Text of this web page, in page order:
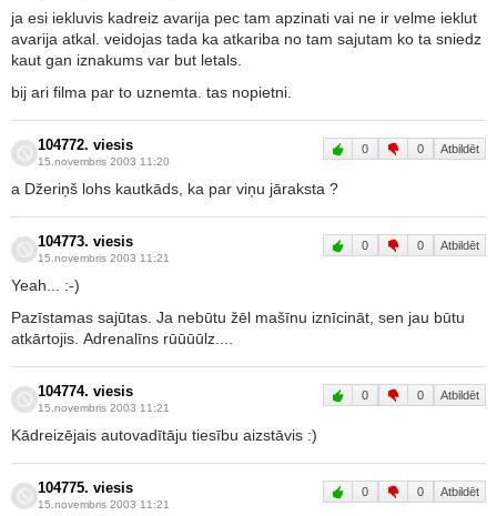
ja esi iekluvis kadreiz avarija pec tam apzinati vai ne ir velme ieklut
avarija atkal. veidojas tada ka atkariba no tam sajutam ko ta sniedz
kaut gan iznakums var but letals.
bij ari filma par to uznemta. tas nopietni.
104772. viesis
15.novembris 2003 11:20
0 0 Atbildēt
a Džeriņš lohs kautkāds, ka par viņu jāraksta ?
104773. viesis
15.novembris 2003 11:21
0 0 Atbildēt
Yeah... :-)
Pazīstamas sajūtas. Ja nebūtu žēl mašīnu iznīcināt, sen jau būtu
atkārtojis. Adrenalīns rūūūūlz....
104774. viesis
15.novembris 2003 11:21
0 0 Atbildēt
Kādreizējais autovadītāju tiesību aizstāvis :)
104775. viesis
15.novembris 2003 11:21
0 0 Atbildēt